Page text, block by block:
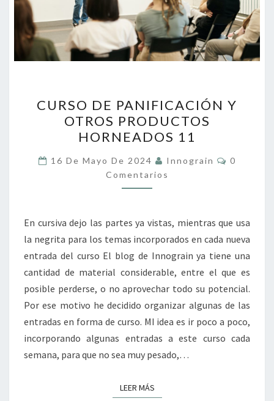
DE
PANIFICACIÓN
Y
OTROS
PRODUCTOS
HORNEADOS
CURSO DE PANIFICACIÓN Y
OTROS PRODUCTOS
HORNEADOS 11
16 De Mayo De 2024 Innograin
0
Comentarios
En cursiva dejo las partes ya vistas, mientras que usa
la negrita para los temas incorporados en cada nueva
entrada del curso El blog de Innograin ya tiene una
cantidad de material considerable, entre el que es
posible perderse, o no aprovechar todo su potencial.
Por ese motivo he decidido organizar algunas de las
entradas en forma de curso. MI idea es ir poco a poco,
incorporando algunas entradas a este curso cada
semana, para que no sea muy pesado,…
LEER MÁSLEER MÁS